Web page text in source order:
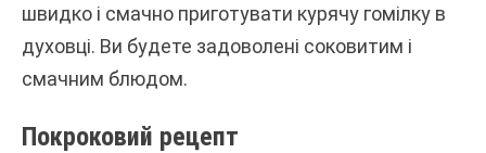
швидко і смачно приготувати курячу гомілку в
духовці. Ви будете задоволені соковитим і
смачним блюдом.
Покроковий рецепт